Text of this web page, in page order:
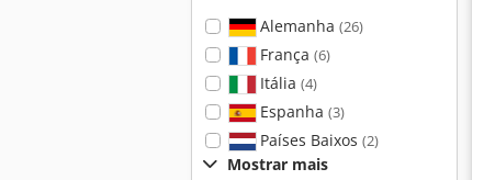
Alemanha (26)
França (6)
Itália (4)
Espanha (3)
Países Baixos (2)
Mostrar mais